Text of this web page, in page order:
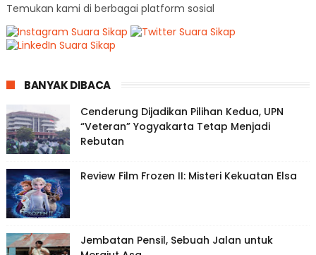
Temukan kami di berbagai platform sosial
BANYAK DIBACA
Cenderung Dijadikan Pilihan Kedua, UPN
“Veteran” Yogyakarta Tetap Menjadi
Rebutan
Review Film Frozen II: Misteri Kekuatan Elsa
Jembatan Pensil, Sebuah Jalan untuk